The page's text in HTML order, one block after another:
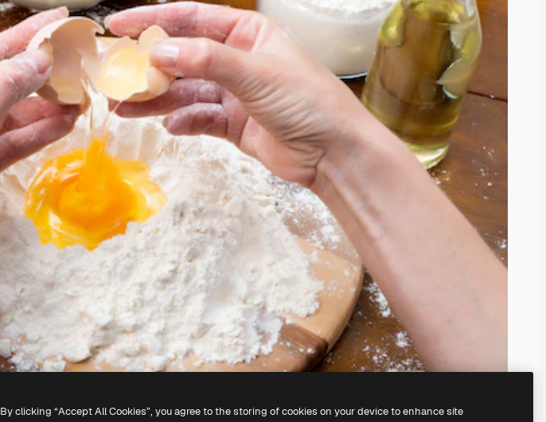
By clicking “Accept All Cookies”, you agree to the storing of cookies on your device to enhance site